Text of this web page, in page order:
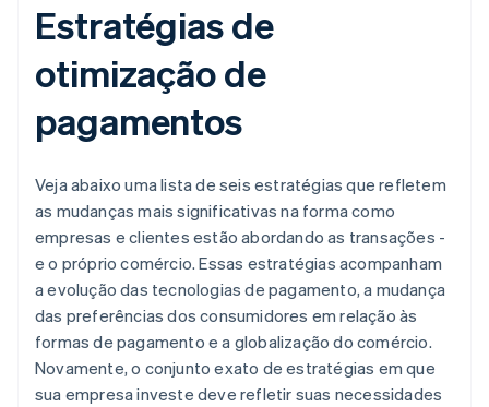
Estratégias de
otimização de
pagamentos
Veja abaixo uma lista de seis estratégias que refletem
as mudanças mais significativas na forma como
empresas e clientes estão abordando as transações -
e o próprio comércio. Essas estratégias acompanham
a evolução das tecnologias de pagamento, a mudança
das preferências dos consumidores em relação às
formas de pagamento e a globalização do comércio.
Novamente, o conjunto exato de estratégias em que
sua empresa investe deve refletir suas necessidades